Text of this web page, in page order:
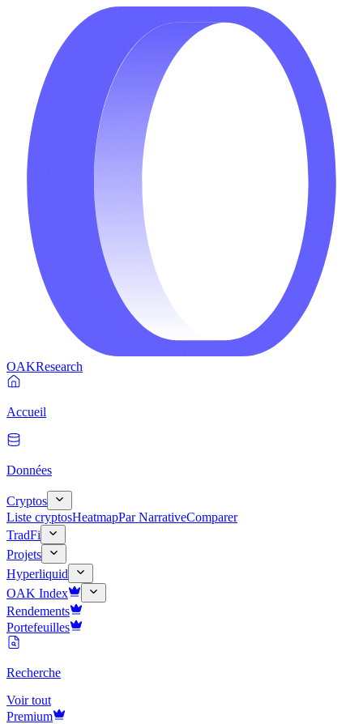
OAKResearch
Accueil
Données
Cryptos
Liste cryptosHeatmapPar NarrativeComparer
TradFi
Projets
Hyperliquid
OAK Index
Rendements
Portefeuilles
Recherche
Voir tout
Premium